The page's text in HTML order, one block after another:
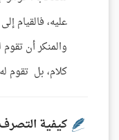
عليه، فالقيام
والمنكر أن
كلام، بل تقوم
كيفية